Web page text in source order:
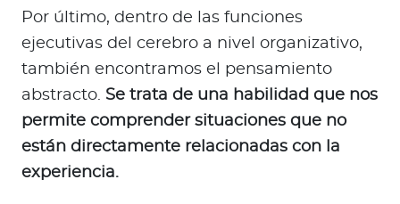
Por último, dentro de las funciones
ejecutivas del cerebro a nivel organizativo,
también encontramos el pensamiento
abstracto. Se trata de una habilidad que nos
permite comprender situaciones que no
están directamente relacionadas con la
experiencia.